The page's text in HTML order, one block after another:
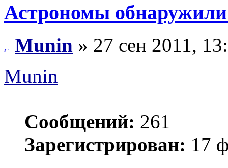
Астрономы
Munin » 27 сен 2011,
Munin
Сообщений: 261
Зарегистрирован: 17